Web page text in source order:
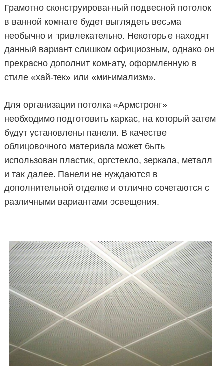
Грамотно сконструированный подвесной потолок
в ванной комнате будет выглядеть весьма
необычно и привлекательно. Некоторые находят
данный вариант слишком официозным, однако он
прекрасно дополнит комнату, оформленную в
стиле «хай-тек» или «минимализм».
Для организации потолка «Армстронг»
необходимо подготовить каркас, на который затем
будут установлены панели. В качестве
облицовочного материала может быть
использован пластик, оргстекло, зеркала, металл
и так далее. Панели не нуждаются в
дополнительной отделке и отлично сочетаются с
различными вариантами освещения.